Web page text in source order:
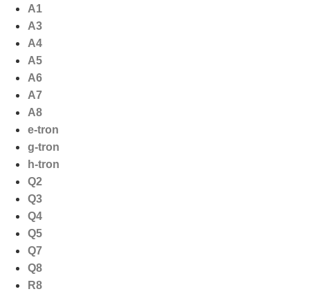
naar
inhoud
A1
A3
A4
A5
A6
A7
A8
e-tron
g-tron
h-tron
Q2
Q3
Q4
Q5
Q7
Q8
R8